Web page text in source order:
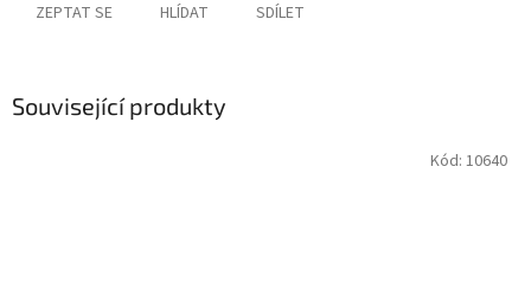
ZEPTAT SE HLÍDAT SDÍLET
Související produkty
Kód: 10640